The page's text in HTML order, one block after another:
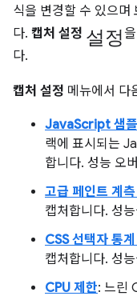
식을 변경할 수 있으며
다. 캡처 설정 설정
다.
캡처 설정 메뉴에서 다
JavaScript 샘플
랙에 표시되는
합니다. 성능 오
고급 페인트 계
캡처합니다. 성
CSS 선택자 통
캡처합니다. 성
CPU 제한: 느린